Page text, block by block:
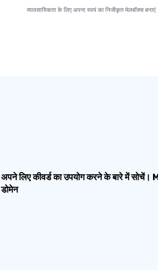
व्यावसायिकता के लिए अपना स्वयं का निजीकृत मेलबॉक्स बनाएं
अपने लिए कीवर्ड का उपयोग करने के बारे में सोचें।
डोमेन